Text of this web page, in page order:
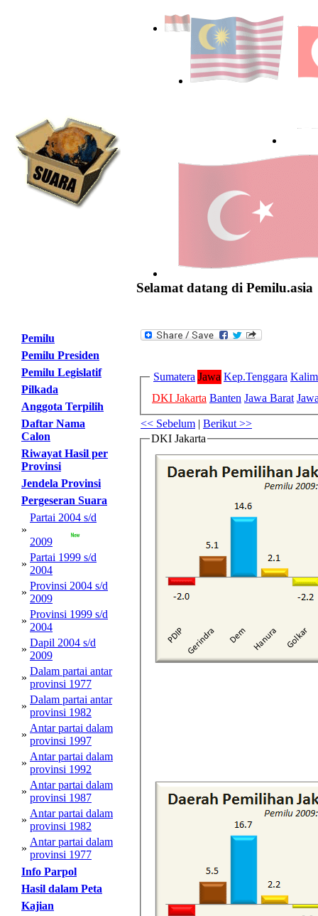
Selamat datang di Pemilu.asia
Pemilu
Pemilu Presiden
Pemilu Legislatif
Pilkada
Anggota Terpilih
Daftar Nama
Calon
Riwayat Hasil per
Provinsi
Jendela Provinsi
Pergeseran Suara
»
Partai 2004 s/d
2009
»
Partai 1999 s/d
2004
»
Provinsi 2004 s/d
2009
»
Provinsi 1999 s/d
2004
»
Dapil 2004 s/d
2009
»
Dalam partai antar
provinsi 1977
»
Dalam partai antar
provinsi 1982
»
Antar partai dalam
provinsi 1997
»
Antar partai dalam
provinsi 1992
»
Antar partai dalam
provinsi 1987
»
Antar partai dalam
provinsi 1982
»
Antar partai dalam
provinsi 1977
Info Parpol
Hasil dalam Peta
Kajian
Sumatera Jawa Kep.Tenggara
DKI Jakarta Banten Jawa Barat
<< Sebelum | Berikut >>
DKI Jakarta